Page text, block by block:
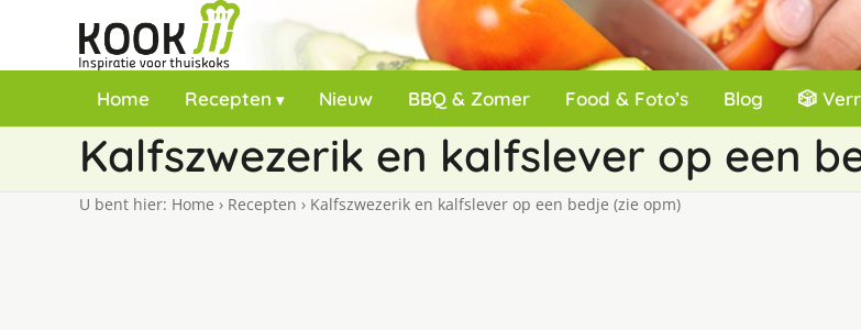
Home Recepten Nieuw BBQ & Zomer Food & Foto’s Blog 🎲
Kalfszwezerik en kalfslever op een
U bent hier: Home › Recepten › Kalfszwezerik en kalfslever op een bedje (zie opm)